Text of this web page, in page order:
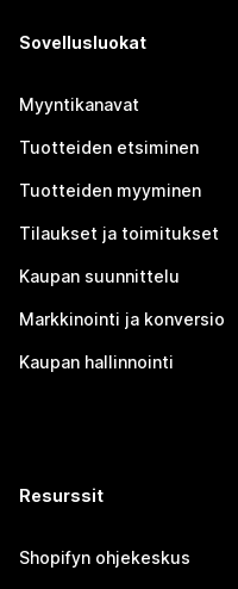
Sovellusluokat
Myyntikanavat
Tuotteiden etsiminen
Tuotteiden myyminen
Tilaukset ja toimitukset
Kaupan suunnittelu
Markkinointi ja konversio
Kaupan hallinnointi
Resurssit
Shopifyn ohjekeskus